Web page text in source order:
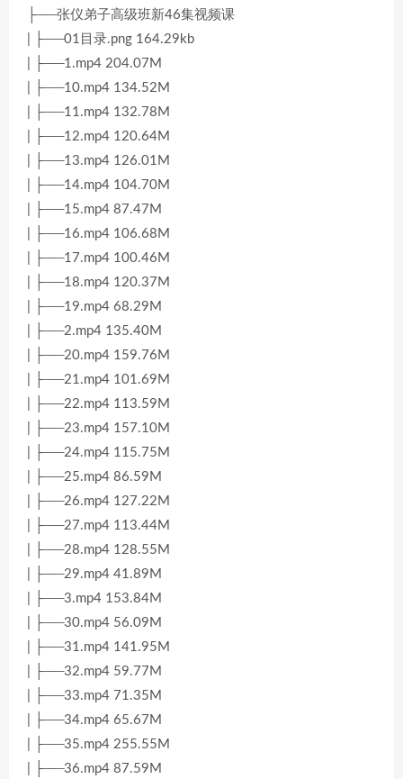
├──张仪弟子高级班新46集视频课
| ├──01目录.png 164.29kb
| ├──1.mp4 204.07M
| ├──10.mp4 134.52M
| ├──11.mp4 132.78M
| ├──12.mp4 120.64M
| ├──13.mp4 126.01M
| ├──14.mp4 104.70M
| ├──15.mp4 87.47M
| ├──16.mp4 106.68M
| ├──17.mp4 100.46M
| ├──18.mp4 120.37M
| ├──19.mp4 68.29M
| ├──2.mp4 135.40M
| ├──20.mp4 159.76M
| ├──21.mp4 101.69M
| ├──22.mp4 113.59M
| ├──23.mp4 157.10M
| ├──24.mp4 115.75M
| ├──25.mp4 86.59M
| ├──26.mp4 127.22M
| ├──27.mp4 113.44M
| ├──28.mp4 128.55M
| ├──29.mp4 41.89M
| ├──3.mp4 153.84M
| ├──30.mp4 56.09M
| ├──31.mp4 141.95M
| ├──32.mp4 59.77M
| ├──33.mp4 71.35M
| ├──34.mp4 65.67M
| ├──35.mp4 255.55M
| ├──36.mp4 87.59M